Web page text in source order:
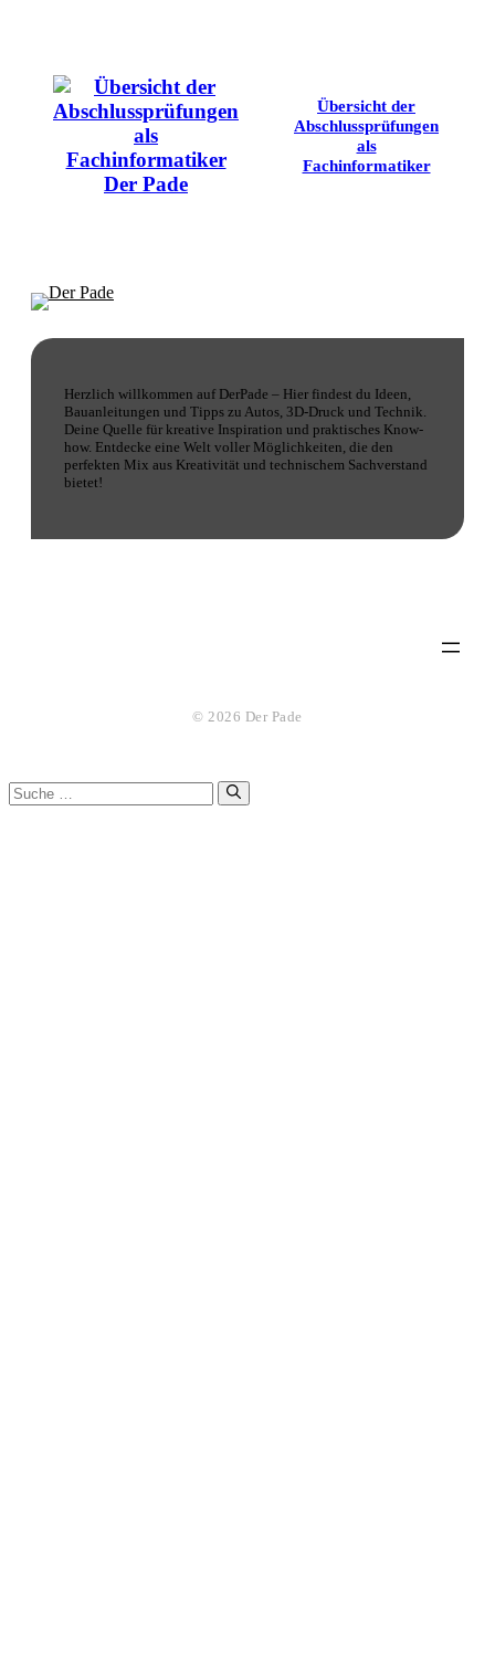
Übersicht der
Abschlussprüfungen
als
Fachinformatiker
Herzlich willkommen auf DerPade – Hier findest du Ideen,
Bauanleitungen und Tipps zu Autos, 3D-Druck und Technik.
Deine Quelle für kreative Inspiration und praktisches Know-
how. Entdecke eine Welt voller Möglichkeiten, die den
perfekten Mix aus Kreativität und technischem Sachverstand
bietet!
© 2026 Der Pade
Suche
nach: